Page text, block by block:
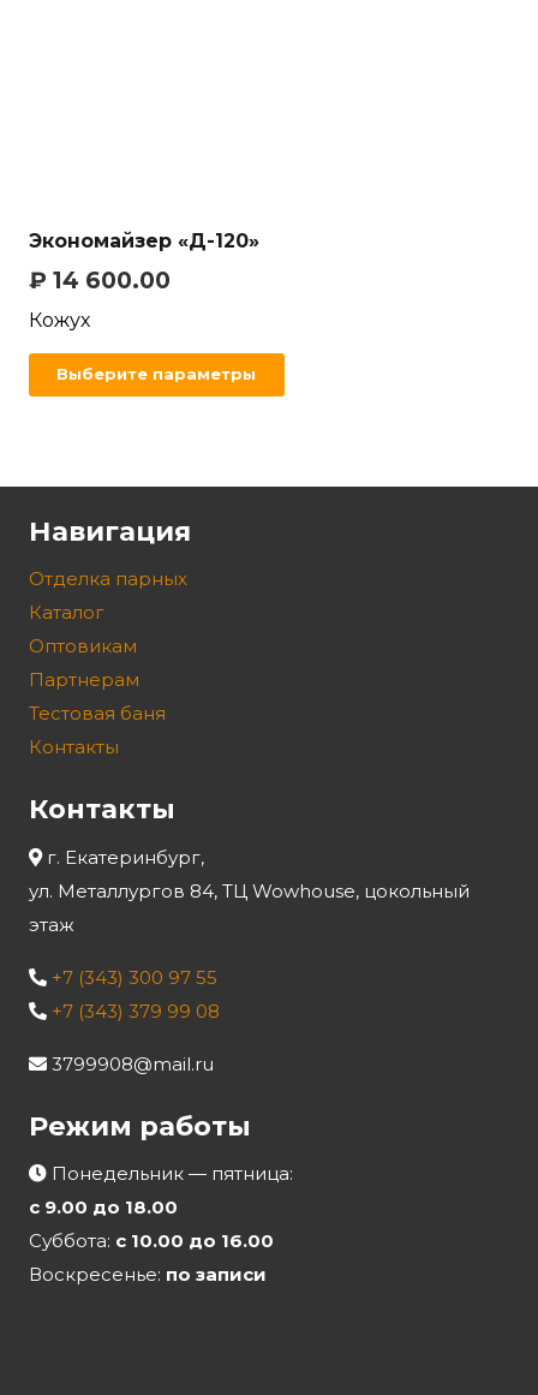
Экономайзер «Д-120»
₽ 14 600.00
Кожух
Выберите параметры
Навигация
Отделка парных
Каталог
Оптовикам
Партнерам
Тестовая баня
Контакты
Контакты
г. Екатеринбург,
ул. Металлургов 84, ТЦ Wowhouse, цокольный
этаж
+7 (343) 300 97 55
+7 (343) 379 99 08
3799908@mail.ru
Режим работы
Понедельник — пятница:
с 9.00 до 18.00
Суббота: с 10.00 до 16.00
Воскресенье: по записи